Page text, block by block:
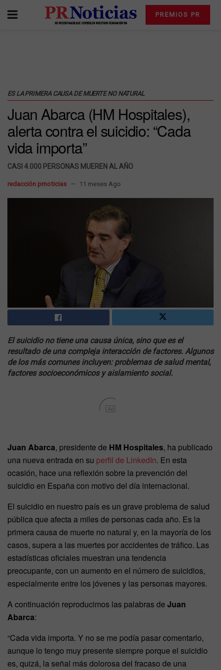
PREMIOS PR
ES LA PRIMERA CAUSA DE MUERTE NO NATURAL
Juan Abarca (HM Hospitales),
alerta contra el suicidio: “Cada
vida importa”
CASI 4.000 PERSONAS MUEREN AL AÑO
redacción prnoticias 11 meses Ago
El suicidio no tiene una causa única, sino que es el
resultado de una compleja interacción de factores. Algunos
de los más comunes incluyen: problemas de salud mental,
factores socioeconómicos y aislamiento social.
Ad
Juan Abarca, presidente de HM Hospitales, ha publicado
una nueva entrada en su perfil de LinkedIn. En esta
ocasión, hace una reflexión sobre la prevención del
suicidio en España con motivo del día internacional.
El suicidio en nuestro país es un grave problema de salud
pública que afecta a miles de personas cada año. Es la
primera causa de muerte no natural y, en la mayoría de los
casos, supera a las muertes por accidentes de tráfico. Las
estadísticas oficiales muestran una tendencia
preocupante, con un aumento en el número de suicidios,
especialmente entre los jóvenes y las personas mayores.
A continuación reproducimos las palabras de Juan
Abarca:
“Cada vida importa. Y no se me podía pasar comentarlo,
aunque lo tengo muy presente siempre porque el suicidio
es, quizá, la señal más dolorosa del fracaso de una